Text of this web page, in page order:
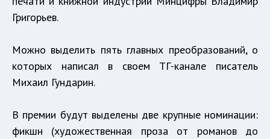
Григорьев.
Можно выделить пять главных преобразований, о
которых написал в своем ТГ-канале писатель
Михаил Гундарин.
В премии будут выделены две крупные номинации:
фикшн (художественная проза от романов до